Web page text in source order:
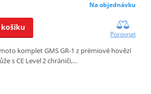
Na objednávku
košíku
Porovnat
komplet GMS GR‑1 z prémiové hovězí
s CE Level 2 chrániči,…